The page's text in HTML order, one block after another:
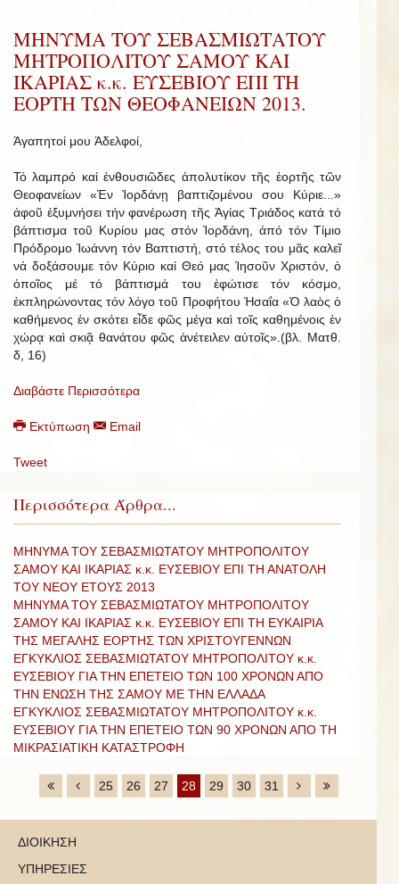
ΜΗΝΥΜΑ ΤΟΥ ΣΕΒΑΣΜΙΩΤΑΤΟΥ
ΜΗΤΡΟΠΟΛΙΤΟΥ ΣΑΜΟΥ ΚΑΙ
ΙΚΑΡΙΑΣ κ.κ. ΕΥΣΕΒΙΟΥ ΕΠΙ ΤΗ
ΕΟΡΤΗ ΤΩΝ ΘΕΟΦΑΝΕΙΩΝ 2013.
Ἀγαπητοί μου Ἀδελφοί,
Τό λαμπρό καί ἐνθουσιῶδες ἀπολυτίκον τῆς ἑορτῆς τῶν
Θεοφανείων «Ἐν Ἰορδάνῃ βαπτιζομένου σου Κύριε...»
ἀφοῦ ἐξυμνήσει τήν φανέρωση τῆς Ἁγίας Τριάδος κατά τό
βάπτισμα τοῦ Κυρίου μας στόν Ἰορδάνη, ἀπό τόν Τίμιο
Πρόδρομο Ἰωάννη τόν Βαπτιστή, στό τέλος του μᾶς καλεῖ
νά δοξάσουμε τόν Κύριο καί Θεό μας Ἰησοῦν Χριστόν, ὁ
ὁποῖος μέ τό βάπτισμά του ἐφώτισε τόν κόσμο,
ἐκπληρώνοντας τόν λόγο τοῦ Προφήτου Ἠσαΐα «Ὁ λαὸς ὁ
καθήμενος ἐν σκότει εἶδε φῶς μέγα καὶ τοῖς καθημένοις ἐν
χώρᾳ καὶ σκιᾷ θανάτου φῶς ἀνέτειλεν αὐτοῖς».(βλ. Ματθ.
δ, 16)
Διαβάστε Περισσότερα
Εκτύπωση Email
Tweet
Περισσότερα Άρθρα...
ΜΗΝΥΜΑ ΤΟΥ ΣΕΒΑΣΜΙΩΤΑΤΟΥ ΜΗΤΡΟΠΟΛΙΤΟΥ
ΣΑΜΟΥ ΚΑΙ ΙΚΑΡΙΑΣ κ.κ. ΕΥΣΕΒΙΟΥ ΕΠΙ ΤΗ ΑΝΑΤΟΛΗ
ΤΟΥ ΝΕΟΥ ΕΤΟΥΣ 2013
ΜΗΝΥΜΑ ΤΟΥ ΣΕΒΑΣΜΙΩΤΑΤΟΥ ΜΗΤΡΟΠΟΛΙΤΟΥ
ΣΑΜΟΥ ΚΑΙ ΙΚΑΡΙΑΣ κ.κ. ΕΥΣΕΒΙΟΥ ΕΠΙ ΤΗ ΕΥΚΑΙΡΙΑ
ΤΗΣ ΜΕΓΑΛΗΣ ΕΟΡΤΗΣ ΤΩΝ ΧΡΙΣΤΟΥΓΕΝΝΩΝ
ΕΓΚΥΚΛΙΟΣ ΣΕΒΑΣΜΙΩΤΑΤΟΥ ΜΗΤΡΟΠΟΛΙΤΟΥ κ.κ.
ΕΥΣΕΒΙΟΥ ΓΙΑ ΤΗΝ ΕΠΕΤΕΙΟ ΤΩΝ 100 ΧΡΟΝΩΝ ΑΠΟ
ΤΗΝ ΕΝΩΣΗ ΤΗΣ ΣΑΜΟΥ ΜΕ ΤΗΝ ΕΛΛΑΔΑ
ΕΓΚΥΚΛΙΟΣ ΣΕΒΑΣΜΙΩΤΑΤΟΥ ΜΗΤΡΟΠΟΛΙΤΟΥ κ.κ.
ΕΥΣΕΒΙΟΥ ΓΙΑ ΤΗΝ ΕΠΕΤΕΙΟ ΤΩΝ 90 ΧΡΟΝΩΝ ΑΠΟ ΤΗ
ΜΙΚΡΑΣΙΑΤΙΚΗ ΚΑΤΑΣΤΡΟΦΗ
25 26 27 28 29 30 31
ΔΙΟΙΚΗΣΗ
ΥΠΗΡΕΣΙΕΣ